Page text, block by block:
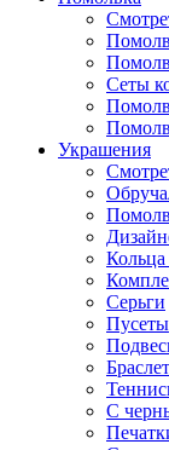
Сеты
Украшения
Серьги
Пусеты
C